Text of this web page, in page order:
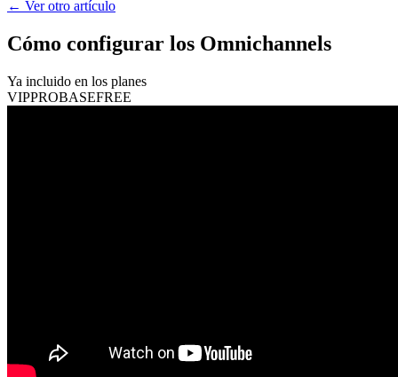
← Ver otro artículo
Cómo configurar los Omnichannels
Ya incluido en los planes
VIPPROBASEFREE